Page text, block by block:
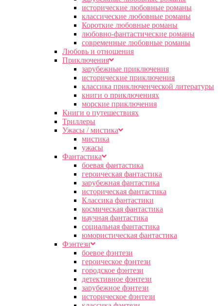
исторические любовные романы
классические любовные романы
Короткие любовные романы
любовно-фантастические романы
современные любовные романы
Любовь и отношения
Приключения
зарубежные приключения
исторические приключения
классика приключенческой литературы
книги о приключениях
морские приключения
Книги о путешествиях
Триллеры
Ужасы / мистика
мистика
ужасы
Фантастика
боевая фантастика
героическая фантастика
зарубежная фантастика
историческая фантастика
Классика фантастики
космическая фантастика
научная фантастика
социальная фантастика
юмористическая фантастика
Фэнтези
боевое фэнтези
героическое фэнтези
городское фэнтези
детективное фэнтези
зарубежное фэнтези
историческое фэнтези